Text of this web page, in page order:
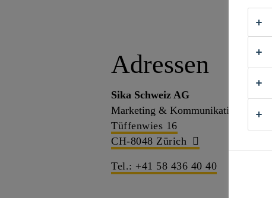
Adressen
Sika Schweiz AG
Marketing & Kommunikation
Tüffenwies 16
CH-8048 Zürich
Tel.: +41 58 436 40 40